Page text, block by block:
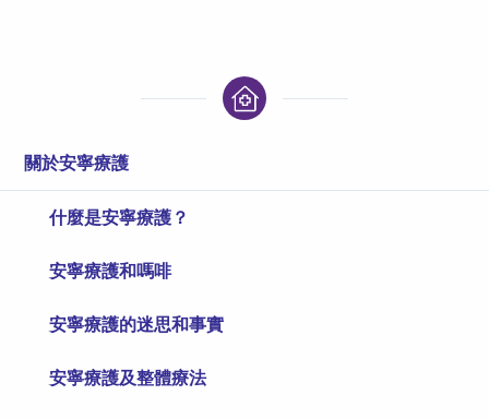
關於安寧療護
什麼是安寧療護？
安寧療護和嗎啡
安寧療護的迷思和事實
安寧療護及整體療法